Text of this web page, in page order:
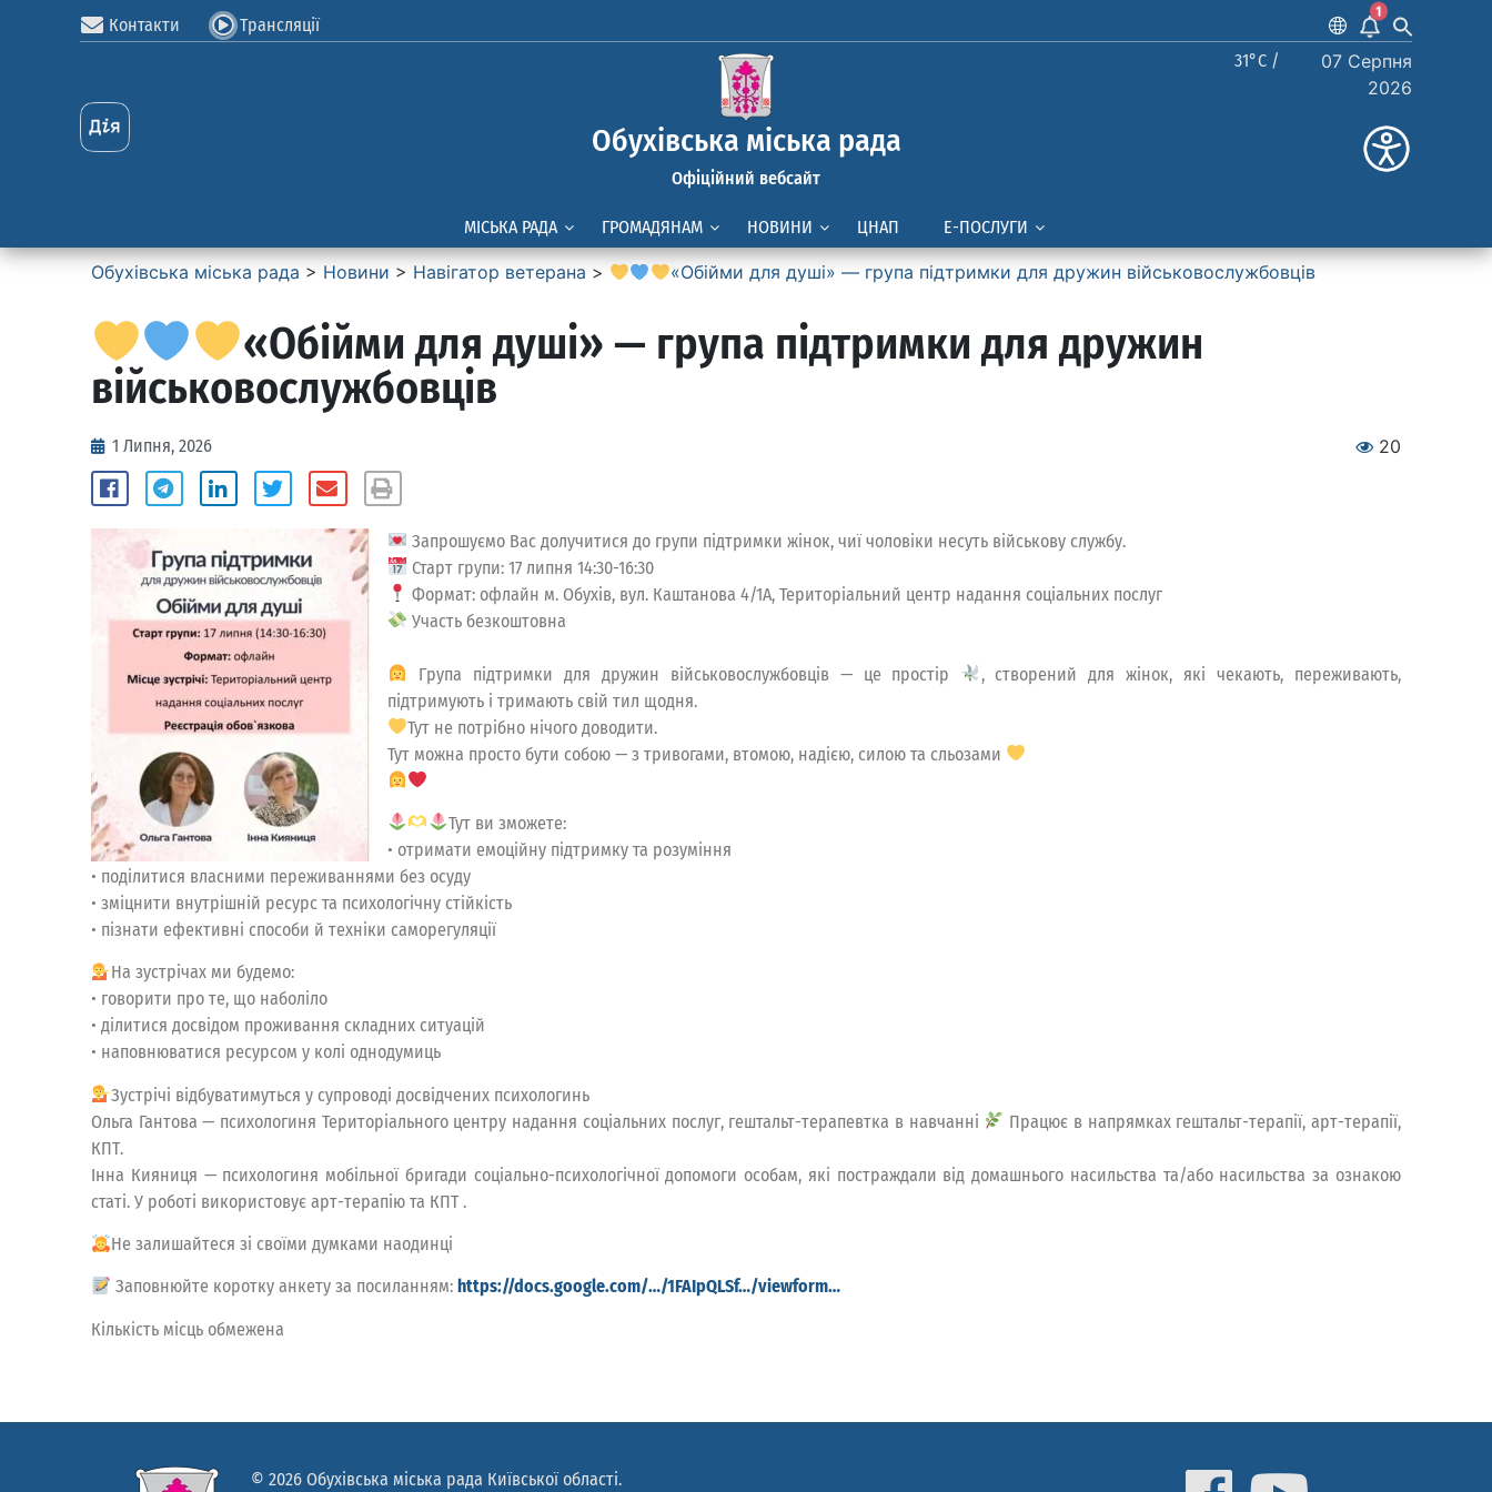
Контакти Трансляції
1
Обухівська міська рада
Офіційний вебсайт
31°C /
07 Серпня
2026
МІСЬКА РАДА ГРОМАДЯНАМ НОВИНИ ЦНАП Е-ПОСЛУГИ
Обухівська міська рада > Новини > Навігатор ветерана > «Обійми для душі» — група підтримки для дружин військовослужбовців
«Обійми для душі» — група підтримки для дружин
військовослужбовців
1 Липня, 2026 20
Запрошуємо Вас долучитися до групи підтримки жінок, чиї чоловіки несуть військову службу.
Старт групи: 17 липня 14:30-16:30
Формат: офлайн м. Обухів, вул. Каштанова 4/1А, Територіальний центр надання соціальних послуг
Участь безкоштовна
Група підтримки для дружин військовослужбовців — це простір
, створений для жінок, які чекають, переживають,
підтримують і тримають свій тил щодня.
Тут не потрібно нічого доводити.
Тут можна просто бути собою — з тривогами, втомою, надією, силою та сльозами
Тут ви зможете:
• отримати емоційну підтримку та розуміння
• поділитися власними переживаннями без осуду
• зміцнити внутрішній ресурс та психологічну стійкість
• пізнати ефективні способи й техніки саморегуляції
На зустрічах ми будемо:
• говорити про те, що наболіло
• ділитися досвідом проживання складних ситуацій
• наповнюватися ресурсом у колі однодумиць
Зустрічі відбуватимуться у супроводі досвідчених психологинь
Ольга Гантова — психологиня Територіального центру надання соціальних послуг, гештальт-терапевтка в навчанні
Працює в напрямках гештальт-терапії, арт-терапії,
КПТ.
Інна Кияниця — психологиня мобільної бригади соціально-психологічної допомоги особам, які постраждали від домашнього насильства та/або насильства за ознакою
статі. У роботі використовує арт-терапію та КПТ .
Не залишайтеся зі своїми думками наодинці
Заповнюйте коротку анкету за посиланням: https://docs.google.com/…/1FAIpQLSf…/viewform…
Кількість місць обмежена
© 2026 Обухівська міська рада Київської області.